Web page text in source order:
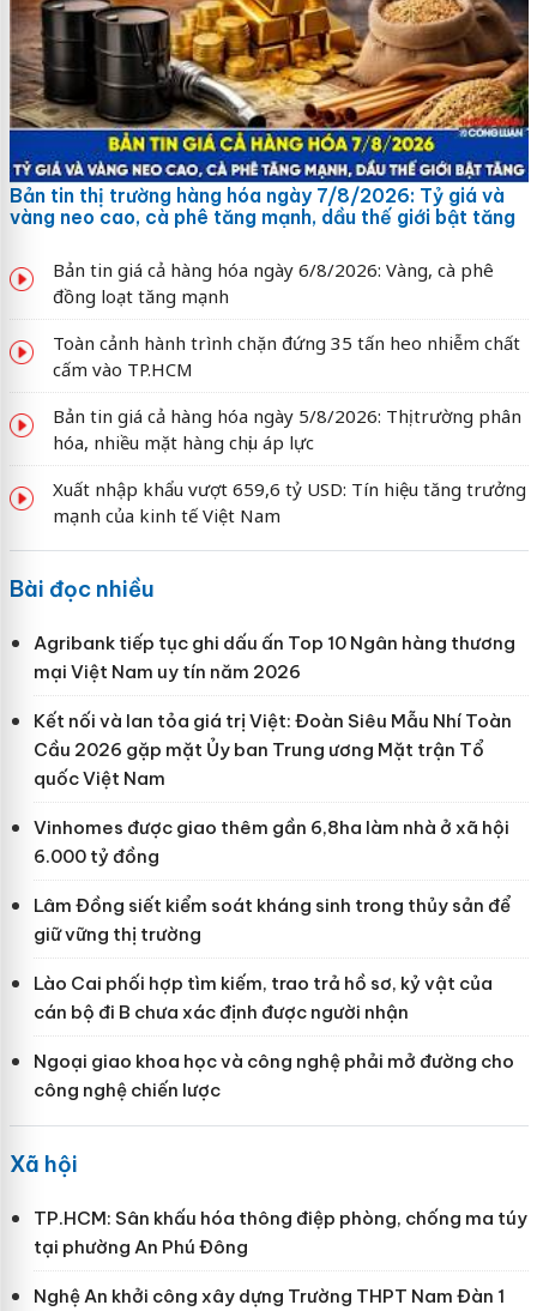
Bản tin thị trường hàng hóa ngày 7/8/2026: Tỷ giá và
vàng neo cao, cà phê tăng mạnh, dầu thế giới bật tăng
Bản tin giá cả hàng hóa ngày 6/8/2026: Vàng, cà phê
đồng loạt tăng mạnh
Toàn cảnh hành trình chặn đứng 35 tấn heo nhiễm chất
cấm vào TP.HCM
Bản tin giá cả hàng hóa ngày 5/8/2026: Thị trường phân
hóa, nhiều mặt hàng chịu áp lực
Xuất nhập khẩu vượt 659,6 tỷ USD: Tín hiệu tăng trưởng
mạnh của kinh tế Việt Nam
Bài đọc nhiều
Agribank tiếp tục ghi dấu ấn Top 10 Ngân hàng thương
mại Việt Nam uy tín năm 2026
Kết nối và lan tỏa giá trị Việt: Đoàn Siêu Mẫu Nhí Toàn
Cầu 2026 gặp mặt Ủy ban Trung ương Mặt trận Tổ
quốc Việt Nam
Vinhomes được giao thêm gần 6,8ha làm nhà ở xã hội
6.000 tỷ đồng
Lâm Đồng siết kiểm soát kháng sinh trong thủy sản để
giữ vững thị trường
Lào Cai phối hợp tìm kiếm, trao trả hồ sơ, kỷ vật của
cán bộ đi B chưa xác định được người nhận
Ngoại giao khoa học và công nghệ phải mở đường cho
công nghệ chiến lược
Xã hội
TP.HCM: Sân khấu hóa thông điệp phòng, chống ma túy
tại phường An Phú Đông
Nghệ An khởi công xây dựng Trường THPT Nam Đàn 1